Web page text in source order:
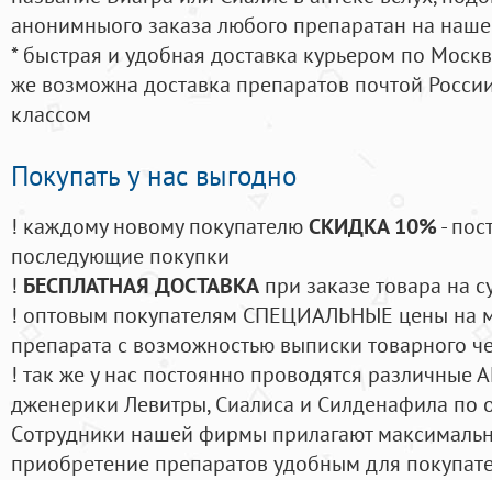
анонимныого заказа любого препаратан на
* быстрая и удобная доставка курьером по
же возможна доставка препаратов почтой
классом
Покупать у нас выгодно
! каждому новому покупателюСКИДКА 10%-
последующие покупки
! БЕСПЛАТНАЯ ДОСТАВКА при заказе товара на
! оптовым покупателям СПЕЦИАЛЬНЫЕ цены на
препарата с возможностью выписки товарного
! так же у нас постоянно проводятся
дженерики Левитры, Сиалиса и Силденафила по
Cотрудники нашей фирмы прилагают
приобретение препаратов удобным для